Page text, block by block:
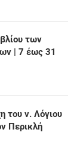
των
| 7 έως 31
του ν. Λόγιου
Περικλή